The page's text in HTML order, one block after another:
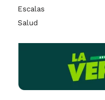
Escalas
Salud